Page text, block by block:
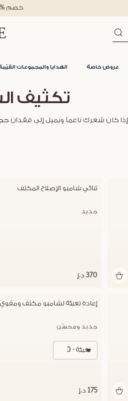
عروض خاصة الهدايا والمجموعات
خصم %10 على طلبكم الأول*، كود WELCOME10
تكثيف
إذا كان شعركِ ناعماً ويميل إلى فقدان
ثنائي شامبو الإصلاح المكثف
جديد
370 د.إ
إعادة تعبئة لشامبو مكثف
جديد ومحسّن
تعبئة - 500 مل
175 د.إ